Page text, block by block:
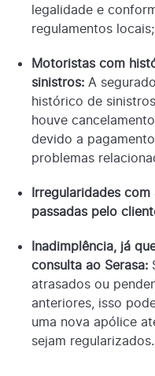
legalidade e
regulamentos locais;
Motoristas com
sinistros: A
histórico de
houve
devido a
problemas
Irregularidades
passadas pelo
Inadimplência, já
consulta ao Serasa:
atrasados ou
anteriores, isso
uma nova apólice
sejam regularizados.